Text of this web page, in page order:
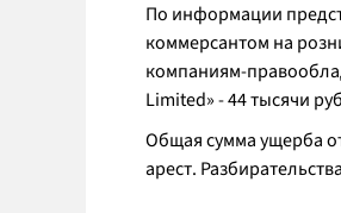
По информации
коммерсантом на
компаниям-
Limited» - 44 тысячи
Общая сумма ущерба
арест.